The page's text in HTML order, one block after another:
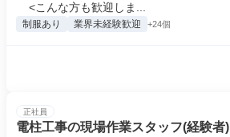
<こんな方も歓迎しま...
制服あり 業界未経験歓迎 +24個
正社員
電柱工事の現場作業スタッフ(経験者)